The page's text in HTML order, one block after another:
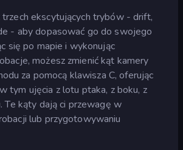
ekscytujących trybów - drift,
- aby dopasować go do swojego
się po mapie i wykonując
możesz zmienić kąt kamery
za pomocą klawisza C, oferując
tym ujęcia z lotu ptaka, z boku, z
Te kąty dają ci przewagę w
lub przygotowywaniu